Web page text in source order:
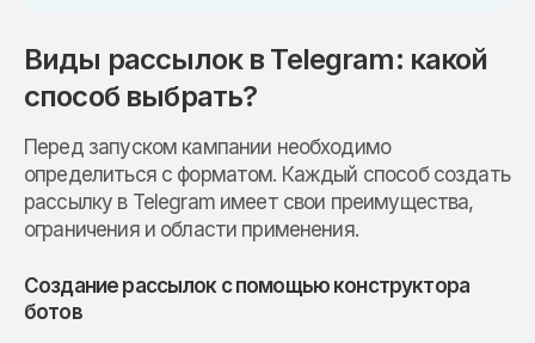
Виды рассылок в Telegram: какой
способ выбрать?
Перед запуском кампании необходимо
определиться с форматом. Каждый способ создать
рассылку в Telegram имеет свои преимущества,
ограничения и области применения.
Создание рассылок с помощью конструктора
ботов